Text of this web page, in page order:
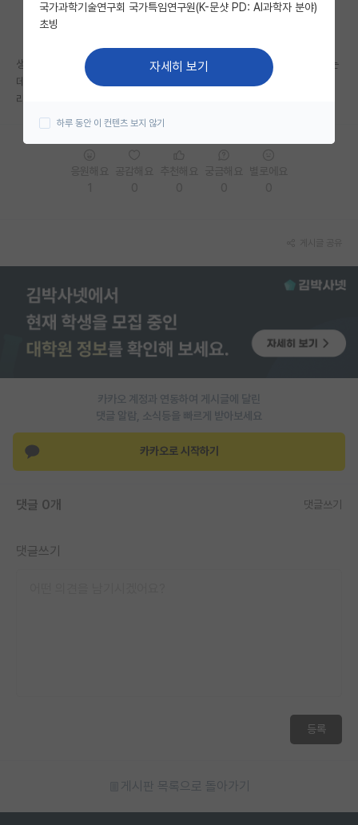
미국 유학 게시판
미국 대학원 합격 후기 게시판
대학원생 모집 게시판
연구실(PI) 홍보 게시판
임용 후기 게시판
특수/전문대학원 게시판
반도체/AI 게시판
학술 정보 게시판
커리어
생각보다 실차 기반으로 연구하는 곳들이 별로 없네요.. SDV에도 관심있는
데 혹시 관련 분야 선배님들 중 추천해주실 랩실 있을까요..? 학부 2학년이
라 질문이 미숙한 점 양해바랍니다. 감사합니다.
카카오 계정과 연동하여 게시글에 달린
댓글 알람, 소식등을 빠르게 받아보세요
카카오로 시작하기
댓글 0개 댓글쓰기
댓글쓰기
등록
게시판 목록으로 돌아가기
국가과학기술연구회 국가특임연구원(K-문샷 PD: AI과학자 분야)
초빙
자세히 보기
하루 동안 이 컨텐츠 보지 않기